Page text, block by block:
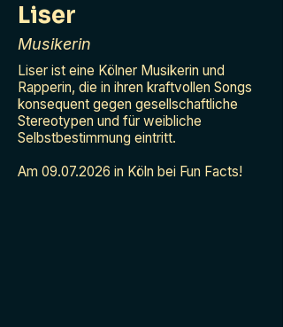
Liser
Musikerin
Liser ist eine Kölner Musikerin und
Rapperin, die in ihren kraftvollen Songs
konsequent gegen gesellschaftliche
Stereotypen und für weibliche
Selbstbestimmung eintritt.
Am 09.07.2026 in Köln bei Fun Facts!